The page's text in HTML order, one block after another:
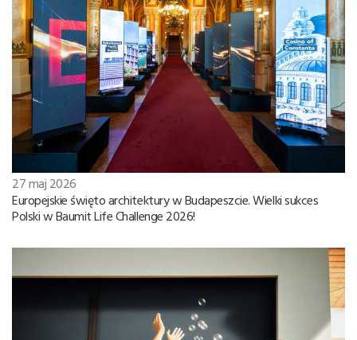
27 maj 2026
Europejskie święto architektury w Budapeszcie. Wielki sukces
Polski w Baumit Life Challenge 2026!